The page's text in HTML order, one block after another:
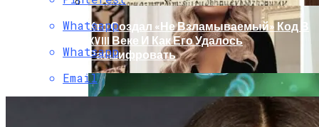
Кто Создал «не Взламываемый» Код В
XVIII Веке И Как Его Удалось
Расшифровать
Whatsapp
Whatsapp
Email